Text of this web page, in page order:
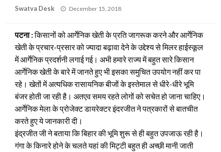
Swatva Desk
Posted
December 15, 2018
पटना :किसानों को आर्गेनिक खेती के प्रति जागरूक करने और आर्गेनिक
खेती के प्रचार-प्रसार को ज्यादा बढ़ावा देने के उद्देश्य से मिलर हाईस्कूल
में आर्गेनिक प्रदर्शनी लगाई गई। अभी हमारे राज्य में बहुत सारे किसान
आर्गेनिक खेती के बारे में जानते हुए भी इसका समुचित उपयोग नहीं कर पा
रहे। खेतों में अत्यधिक रासायनिक बीजों के इस्तेमाल से धीरे-धीरे भूमि
बंजर होती जा रही है। अतएव समय रहते लोगों को सचेत हो जाना चाहिए।
आर्गेनिक मेला के प्रोजेक्ट डायरेक्टर इंदरजीत ने पत्रकारों से बातचीत
करते हुए ये जानकारी दी।
इंद्रजीत जी ने बताया कि बिहार की भूमि शुरू से ही बहुत उपजाऊ रही है।
गंगा के किनारे होने के चलते यहां की मिट्टी बहुत ही अच्छी मानी जाती